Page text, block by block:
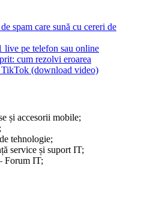
spam care sună cu cereri de
live pe telefon sau online
cum rezolvi eroarea
(download video)
și accesorii mobile;
tehnologie;
service și suport IT;
Forum IT;